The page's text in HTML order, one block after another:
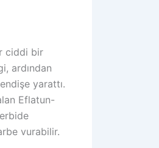
ciddi bir
ardından
yarattı.
Eflatun-
vurabilir.